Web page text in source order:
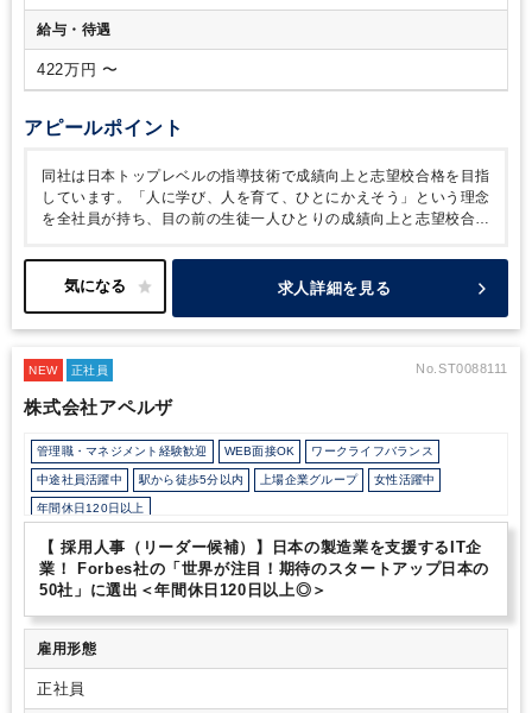
給与・待遇
422万円 〜
アピールポイント
同社は日本トップレベルの指導技術で成績向上と志望校合格を目指
しています。「人に学び、人を育て、ひとにかえそう」という理念
を全社員が持ち、目の前の生徒一人ひとりの成績向上と志望校合格
する」というミッションのもと、「人の意欲をとことん高め、 日
本一の学習塾と成る」というビジョンを掲げ、生徒の皆様の意欲が
のおかえし（貢献）ができる学習塾を目指します。 働き方は繁忙
すいです。
風土として、管理部門を大事にしていることから規模
ます。勤務地は渋谷のサクラステージで雨にも濡れず勤務可能で
着実にキャリアアップしていきたい方に大変おすすめの企業様で
す。
求人詳細を見る
NEW 正社員 No.ST0088111
株式会社アペルザ
管理職・マネジメント経験歓迎 WEB面接OK ワークライフバランス
中途社員活躍中 駅から徒歩5分以内 上場企業グループ 女性活躍中
年間休日120日以上
【 採用人事（リーダー候補）】日本の製造業を支援するIT企
業！ Forbes社の「世界が注目！期待のスタートアップ日本の
50社」に選出＜年間休日120日以上◎＞
雇用形態
正社員